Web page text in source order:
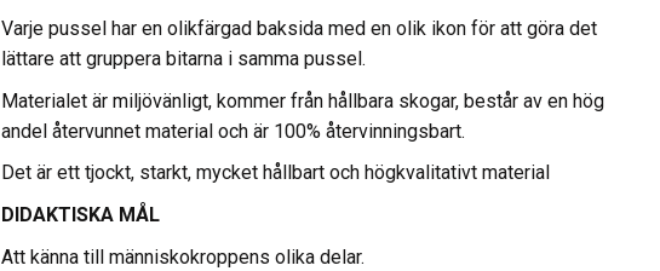
Varje pussel har en olikfärgad baksida med en olik ikon för att göra det
lättare att gruppera bitarna i samma pussel.
Materialet är miljövänligt, kommer från hållbara skogar, består av en hög
andel återvunnet material och är 100% återvinningsbart.
Det är ett tjockt, starkt, mycket hållbart och högkvalitativt material
DIDAKTISKA MÅL
Att känna till människokroppens olika delar.